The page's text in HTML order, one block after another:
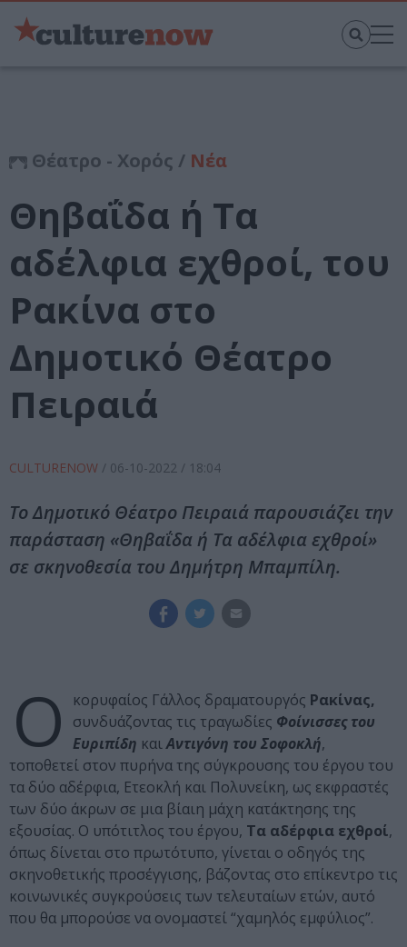
Θέατρο - Χορός / Νέα
Θηβαΐδα ή Τα
αδέλφια εχθροί, του
Ρακίνα στο
Δημοτικό Θέατρο
Πειραιά
CULTURENOW / 06-10-2022 / 18:04
Το Δημοτικό Θέατρο Πειραιά παρουσιάζει την
παράσταση «Θηβαΐδα ή Τα αδέλφια εχθροί»
σε σκηνοθεσία του Δημήτρη Μπαμπίλη.
Ο κορυφαίος Γάλλος δραματουργός Ρακίνας,
συνδυάζοντας τις τραγωδίες Φοίνισσες του
Ευριπίδη καιΑντιγόνη του Σοφοκλή,
τοποθετεί στον πυρήνα της σύγκρουσης του έργου του
τα δύο αδέρφια, Ετεοκλή και Πολυνείκη, ως εκφραστές
των δύο άκρων σε μια βίαιη μάχη κατάκτησης της
εξουσίας. Ο υπότιτλος του έργου, Τα αδέρφια εχθροί,
όπως δίνεται στο πρωτότυπο, γίνεται ο οδηγός της
σκηνοθετικής προσέγγισης, βάζοντας στο επίκεντρο τις
κοινωνικές συγκρούσεις των τελευταίων ετών, αυτό
που θα μπορούσε να ονομαστεί “χαμηλός εμφύλιος”.